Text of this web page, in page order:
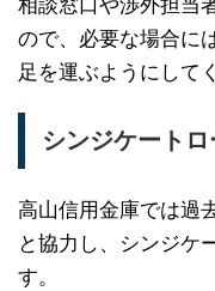
相談窓口や渉外担当
ので、必要な場合に
足を運ぶようにして
シンジケートロ
高山信用金庫では過
と協力し、シンジケ
す。